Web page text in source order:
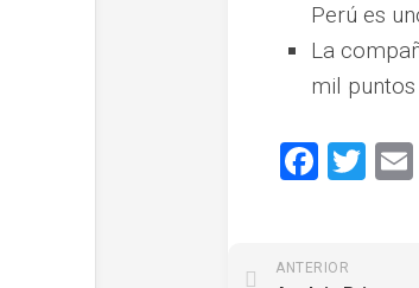
Perú es
La
mil puntos
ANTERIOR